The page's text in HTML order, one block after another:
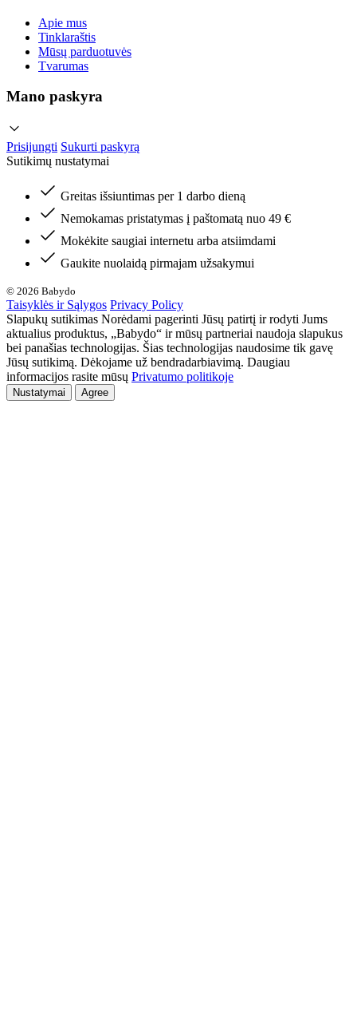
Apie mus
Tinklaraštis
Mūsų parduotuvės
Tvarumas
Mano paskyra
Prisijungti Sukurti paskyrą
Sutikimų nustatymai
Greitas išsiuntimas per 1 darbo dieną
Nemokamas pristatymas į paštomatą nuo 49 €
Mokėkite saugiai internetu arba atsiimdami
Gaukite nuolaidą pirmajam užsakymui
© 2026 Babydo
Taisyklės ir Sąlygos Privacy Policy
Slapukų sutikimas Norėdami pagerinti Jūsų patirtį ir rodyti Jums
aktualius produktus, „Babydo“ ir mūsų partneriai naudoja slapukus
bei panašias technologijas. Šias technologijas naudosime tik gavę
Jūsų sutikimą. Dėkojame už bendradarbiavimą. Daugiau
informacijos rasite mūsų Privatumo politikoje
Nustatymai Agree